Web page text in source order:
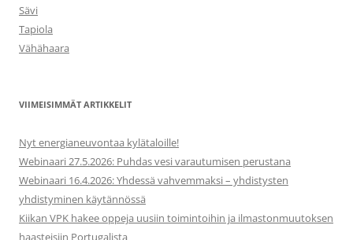
Sävi
Tapiola
Vähähaara
VIIMEISIMMÄT ARTIKKELIT
Nyt energianeuvontaa kylätaloille!
Webinaari 27.5.2026: Puhdas vesi varautumisen perustana
Webinaari 16.4.2026: Yhdessä vahvemmaksi – yhdistysten
yhdistyminen käytännössä
Kiikan VPK hakee oppeja uusiin toimintoihin ja ilmastonmuutoksen
haasteisiin Portugalista